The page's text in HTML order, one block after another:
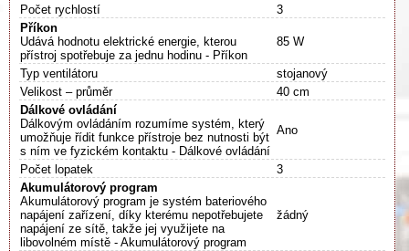
Počet rychlostí
3
Příkon
Udává hodnotu elektrické energie, kterou
přístroj spotřebuje za jednu hodinu - Příkon
85 W
Typ ventilátoru
stojanový
Velikost – průměr
40 cm
Dálkové ovládání
Dálkovým ovládáním rozumíme systém, který
umožňuje řídit funkce přístroje bez nutnosti být
s ním ve fyzickém kontaktu - Dálkové ovládání
Ano
Počet lopatek
3
Akumulátorový program
Akumulátorový program je systém bateriového
napájení zařízení, díky kterému nepotřebujete
napájení ze sítě, takže jej využijete na
libovolném místě - Akumulátorový program
žádný